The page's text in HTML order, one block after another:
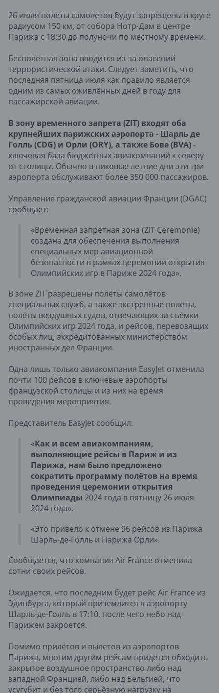
26 июля полёты самолётов будут запрещены в круге
радиусом 150 км, от собора Нотр-Дам в центре
Парижа с 18:30 до полуночи по местному времени.
Бесполётная зона вводится из-за опасений
террористической атаки. Следует заметить, что
последняя пятница июля как правило является
одним из самых оживлённых дней в году для
пассажирской авиации.
В зону временного запрета (ZIT) входят оба
крупнейших парижских аэропорта - Шарль де
Голль (CDG) и Орли (ORY), а также Бове (BVA)-
ключевая база бюджетных авиакомпаний к северу
от столицы. Обычно в пиковые летние дни эти три
аэропорта обслуживают более 350 000 пассажиров.
Управление гражданской авиации Франции (DGAC)
сообщает:
«Временная запретная зона (ZIT Ceremonie)
создана для обеспечения выполнения
специальных мер авиационной
безопасности в рамках церемонии открытия
Олимпийских игр в Париже 2024 года».
В зоне ZIT разрешены полёты самолётов
специальных служб, а также экстренные полёты,
полёты воздушных судов, отвечающих за съёмки
Олимпийских игр 2024 года, и рейсов, перевозящих
особых лиц, аккредитованных министерством
иностранных дел Франции.
Одна лишь только авиакомпания EasyJet отменила
почти 100 рейсов в ключевые аэропорты
французской столицы и из них на время
проведения мероприятия.
Представитель EasyJet сообщил:
«Как и всем авиакомпаниям,
выполняющие рейсы в Париж и из
Парижа, нам было предложено
сократить программу полётов на время
проведения церемонии открытия
Олимпиады 2024 года в пятницу 26 июля
2024 года».
«Это привело к отмене 96 рейсов из Парижа
Шарль-де-Голль и Парижа Орли».
Сообщается, что компания Air France отменила
сотни своих рейсов.
Ожидается, что последним будет рейс Air France из
Эдинбурга, который приземлится в аэропорту
Шарль-де-Голль в 17:10, после чего небо над
Парижем закроется.
Помимо прилётов и вылетов из аэропортов
Парижа, многим другим рейсам придётся обходить
закрытое воздушное пространство либо над
западной Францией, либо над Бельгией, что
усугубит и без того серьёзную нагрузку на